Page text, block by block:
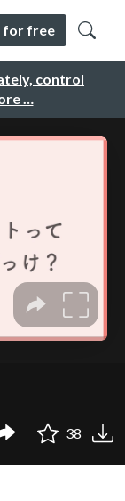
control
…
for free
38